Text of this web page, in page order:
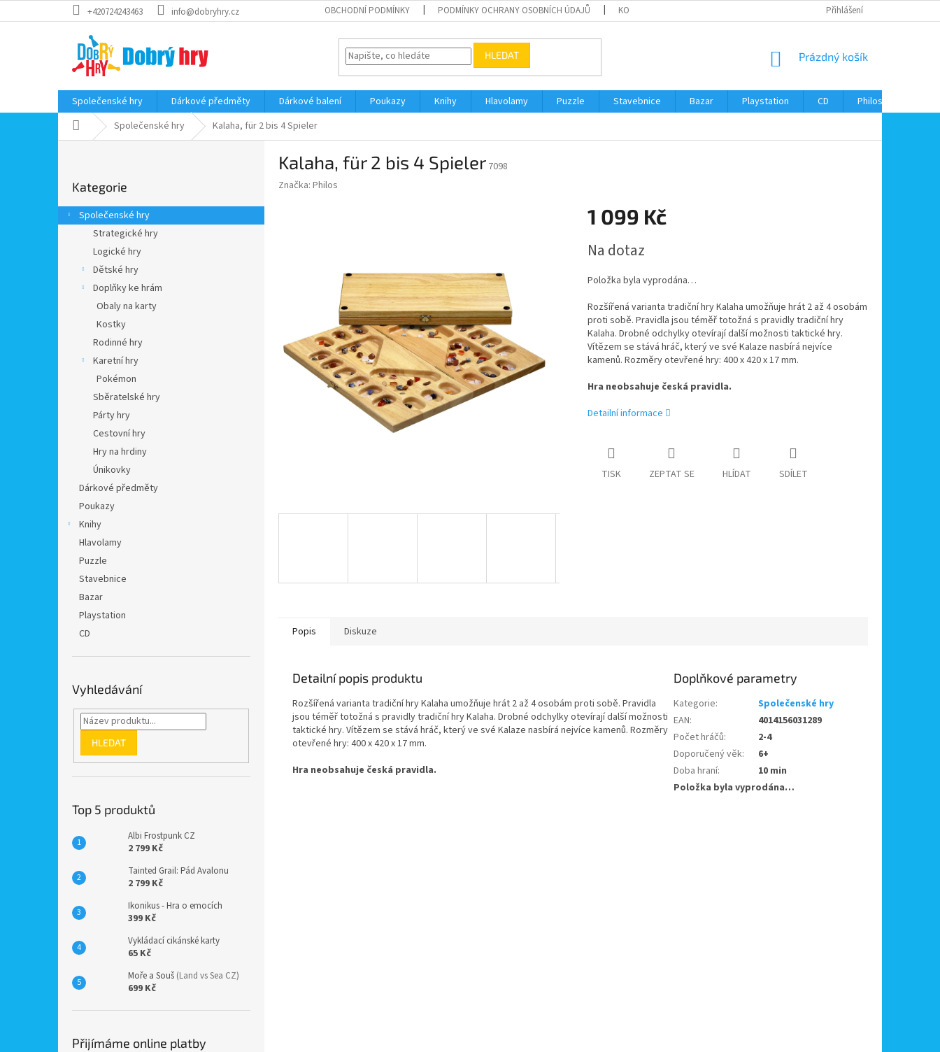
na
+420724243463 info@dobryhry.cz OBCHODNÍ PODMÍNKY PODMÍNKY OCHRANY OSOBNÍCH ÚDAJŮ KONTAKTY Přihlášení
HLEDAT
NÁKUPNÍ
Prázdný košík
Společenské hry Dárkové předměty Dárkové balení Poukazy Knihy Hlavolamy Puzzle Stavebnice Bazar Playstation CD Philos
Domů Společenské hry Kalaha, für 2 bis 4 Spieler
r
a
kategorie
Kategorie
Společenské hry
Strategické hry
Logické hry
Dětské hry
Doplňky ke hrám
Obaly na karty
Kostky
Rodinné hry
Karetní hry
Pokémon
Sběratelské hry
Párty hry
Cestovní hry
Hry na hrdiny
Únikovky
Dárkové předměty
Poukazy
Knihy
Hlavolamy
Puzzle
Stavebnice
Bazar
Playstation
CD
Vyhledávání
HLEDAT
Top 5 produktů
Albi Frostpunk CZ
2 799 Kč
Tainted Grail: Pád Avalonu
2 799 Kč
Ikonikus - Hra o emocích
399 Kč
Vykládací cikánské karty
65 Kč
Moře a Souš (Land vs Sea CZ)
699 Kč
Přijímáme online platby
Kalaha, für 2 bis 4 Spieler 7098
Značka: Philos
1 099 Kč
cena:
Na dotaz
Položka byla vyprodána…
Rozšířená varianta tradiční hry Kalaha umožňuje hrát 2 až 4 osobám
proti sobě. Pravidla jsou téměř totožná s pravidly tradiční hry
Kalaha. Drobné odchylky otevírají další možnosti taktické hry.
Vítězem se stává hráč, který ve své Kalaze nasbírá nejvíce
kamenů. Rozměry otevřené hry: 400 x 420 x 17 mm.
Hra neobsahuje česká pravidla.
Detailní informace
TISK ZEPTAT SE HLÍDAT SDÍLET
Popis Diskuze
Detailní popis produktu
Rozšířená varianta tradiční hry Kalaha umožňuje hrát 2 až 4 osobám proti sobě. Pravidla
jsou téměř totožná s pravidly tradiční hry Kalaha. Drobné odchylky otevírají další možnosti
taktické hry. Vítězem se stává hráč, který ve své Kalaze nasbírá nejvíce kamenů. Rozměry
otevřené hry: 400 x 420 x 17 mm.
Hra neobsahuje česká pravidla.
Doplňkové parametry
Kategorie:
Společenské hry
EAN:
4014156031289
Počet hráčů:
2-4
Doporučený věk:
6+
Doba hraní:
10 min
Položka byla vyprodána…